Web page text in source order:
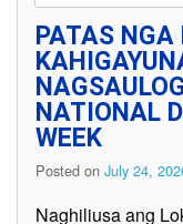
PATAS
NATIONAL
WEEK
Posted on July 24,
Naghiliusa ang